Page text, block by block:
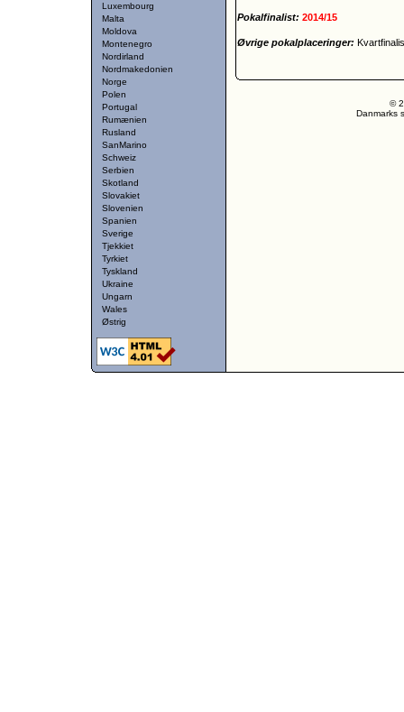
Luxembourg
Malta
Moldova
Montenegro
Nordirland
Nordmakedonien
Norge
Polen
Portugal
Rumænien
Rusland
SanMarino
Schweiz
Serbien
Skotland
Slovakiet
Slovenien
Spanien
Sverige
Tjekkiet
Tyrkiet
Tyskland
Ukraine
Ungarn
Wales
Østrig
Pokalfinalist: 2014/15
Øvrige pokalplaceringer:
©
Danmarks